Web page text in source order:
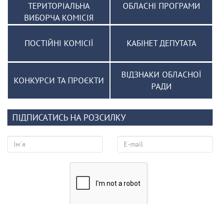
ТЕРИТОРІАЛЬНА
ВИБОРЧА КОМІСІЯ
ОБЛАСНІ ПРОГРАМИ
ПОСТІЙНІ КОМІСІЇ КАБІНЕТ ДЕПУТАТА
КОНКУРСИ ТА ПРОЄКТИ
ВІДЗНАКИ ОБЛАСНОЇ
РАДИ
ПІДПИСАТИСЬ НА РОЗСИЛКУ